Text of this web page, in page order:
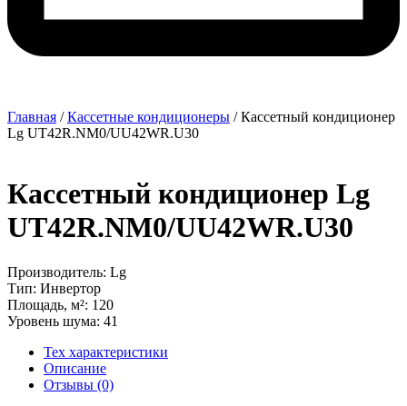
Главная /Кассетные кондиционеры / Кассетный кондиционер
Lg UT42R.NM0/UU42WR.U30
Кассетный кондиционер Lg
UT42R.NM0/UU42WR.U30
Производитель: Lg
Тип: Инвертор
Площадь, м²: 120
Уровень шума: 41
Тех характеристики
Описание
Отзывы (0)